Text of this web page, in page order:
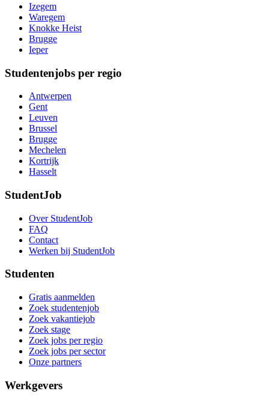
Izegem
Waregem
Knokke Heist
Brugge
Ieper
Studentenjobs per regio
Antwerpen
Gent
Leuven
Brussel
Brugge
Mechelen
Kortrijk
Hasselt
StudentJob
Over StudentJob
FAQ
Contact
Werken bij StudentJob
Studenten
Gratis aanmelden
Zoek studentenjob
Zoek vakantiejob
Zoek stage
Zoek jobs per regio
Zoek jobs per sector
Onze partners
Werkgevers